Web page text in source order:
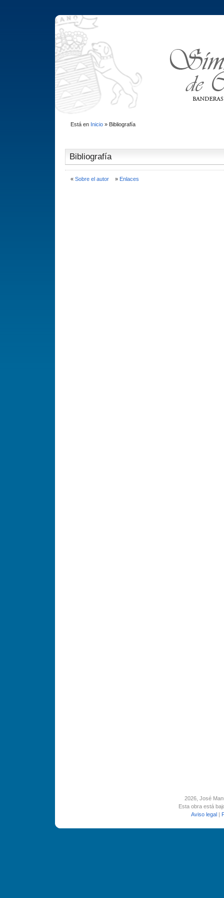
Está en Inicio» Bibliografí­a
Bibliografí­a
« Sobre el autor» Enlaces
2026, José
Esta obra está
Aviso legal |